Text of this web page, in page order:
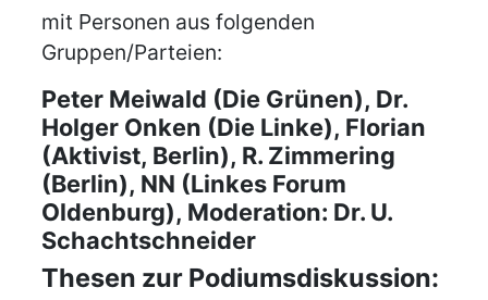
mit Personen aus folgenden
Gruppen/Parteien:
Peter Meiwald (Die Grünen), Dr.
Holger Onken (Die Linke), Florian
(Aktivist, Berlin), R. Zimmering
(Berlin), NN (Linkes Forum
Oldenburg), Moderation: Dr. U.
Schachtschneider
Thesen zur Podiumsdiskussion: